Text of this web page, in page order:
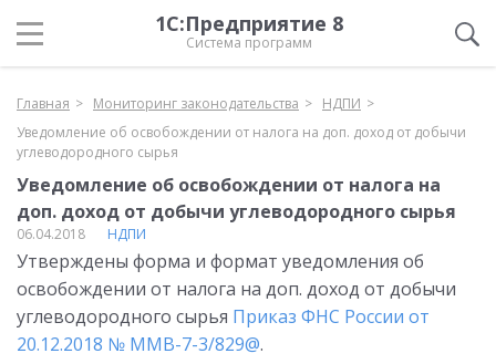
1С:Предприятие 8
Система программ
Главная Мониторинг законодательства
НДПИ
Уведомление об освобождении от налога на доп. доход от добычи
углеводородного сырья
Уведомление об освобождении от налога на
доп. доход от добычи углеводородного сырья
06.04.2018 НДПИ
Утверждены форма и формат уведомления об
освобождении от налога на доп. доход от добычи
углеводородного сырья Приказ ФНС России от
20.12.2018 № ММВ-7-3/829@.